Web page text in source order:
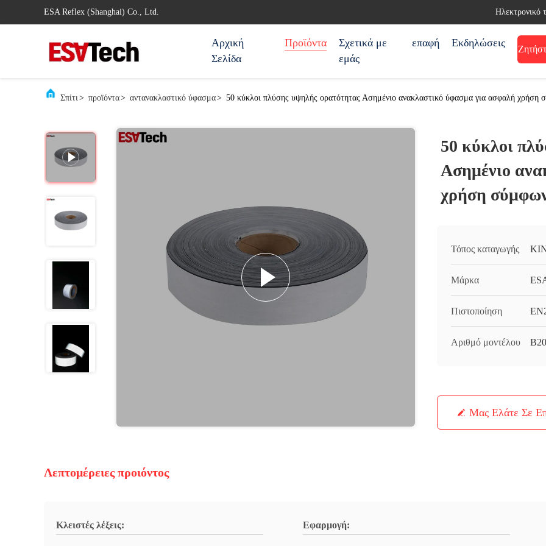
ESA Reflex (Shanghai) Co., Ltd. Ηλεκτρονικό
Αρχική
Σελίδα
Προϊόντα
Σχετικά με
εμάς
επαφή Εκδηλώσεις
Σπίτι> προϊόντα> αντανακλαστικό ύφασμα> 50 κύκλοι πλύσης υψηλής ορατότητας Ασημένιο ανακλαστικό ύφασμα για ασφαλή
50 κύκλοι
Ασημένιο
χρήση
Τόπος καταγωγής
Μάρκα
Πιστοποίηση
Αριθμό μοντέλου
Μας Ελάτε Σε
Λεπτομέρειες προιόντος
Κλειστές λέξεις: Εφαρμογή: